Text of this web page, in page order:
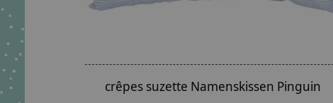
crêpes suzette Namenskissen Pinguin